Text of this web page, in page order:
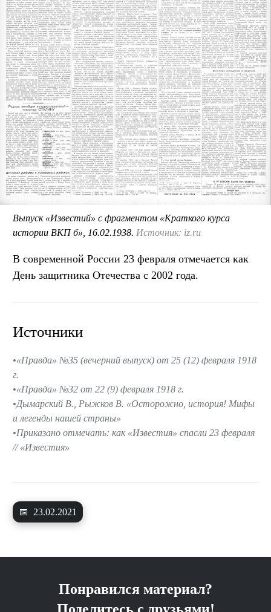
Выпуск «Известий» с фрагментом «Краткого курса
истории ВКП б»,
16.02.1938. Источник: iz.ru
В современной России 23 февраля отмечается как
День защитника Отечества с 2002 года.
📅 23.02.2021
Источники
«Правда» №35 (вечерний выпуск) от 25 (12) февраля 1918
г.
«Правда» №32 от 22 (9) февраля 1918 г.
Дымарский В., Рыжков В. «Осторожно, история! Мифы
и легенды нашей страны»
Приказано отмечать: как «Известия» спасли 23 февраля
// «Известия»
Понравился материал?